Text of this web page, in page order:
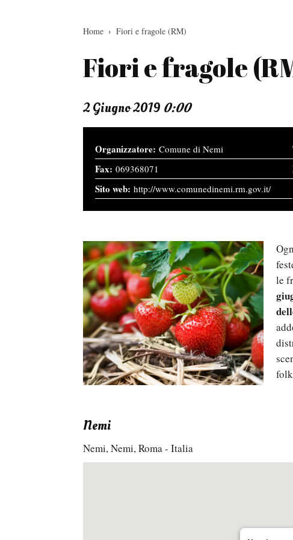
Home Fiori e fragole (RM)
Fiori e fragole
2 Giugno 2019 0:00
Comune di Nemi
069368071
http://www.comunedinemi.rm.gov.it/
le
Nemi
Nemi, Nemi, Roma - Italia